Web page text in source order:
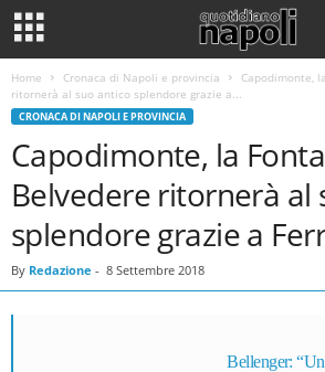
Home Cronaca di Napoli e provincia
Capodimonte,
ritornerà al suo antico splendore grazie a...
CRONACA DI NAPOLI E PROVINCIA
Capodimonte, la
Belvedere ritornerà al
splendore grazie a
By Redazione - 8 Settembre 2018
Bellenger: